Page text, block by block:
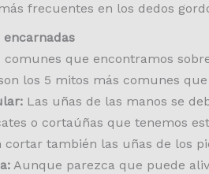
frecuentes en los dedos
que encontramos
los 5 mitos más comunes
Las uñas de las manos se
o cortaúñas que tenemos
también las uñas de los
Aunque parezca que puede